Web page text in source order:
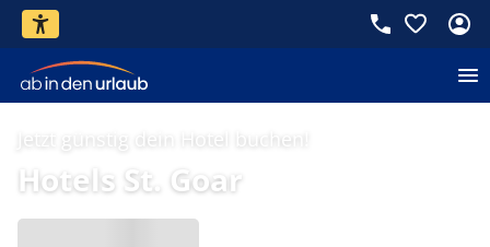
Jetzt günstig dein Hotel buchen!
Hotels St. Goar